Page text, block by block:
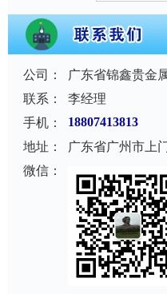
公司：
广东省锦鑫贵金
联系：
李经理
手机：
18807413813
地址：
广东省广州市上
微信：